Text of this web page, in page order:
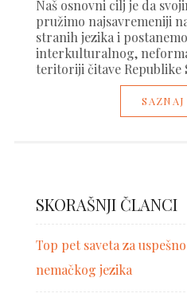
Naš osnovni cilj je da
pružimo najsavremeniji
stranih jezika i
interkulturalnog,
teritoriji čitave Republike
SKORAŠNJI ČLANCI
Top pet saveta za
nemačkog jezika